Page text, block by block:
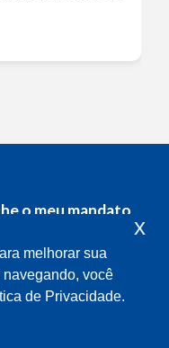
o meu mandato
melhorar sua
você
de Privacidade.
x